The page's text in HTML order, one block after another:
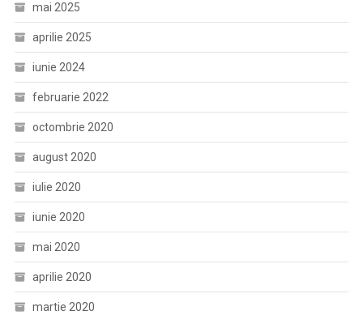
mai 2025
aprilie 2025
iunie 2024
februarie 2022
octombrie 2020
august 2020
iulie 2020
iunie 2020
mai 2020
aprilie 2020
martie 2020